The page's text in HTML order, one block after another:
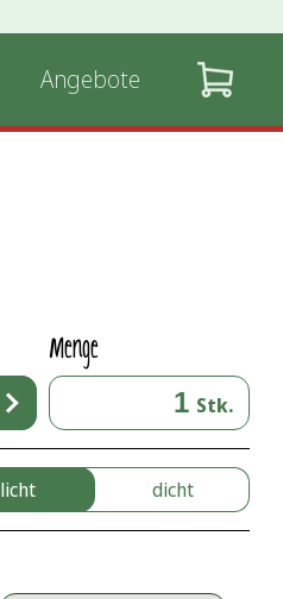
Angebote
Menge
Stk.
licht dicht